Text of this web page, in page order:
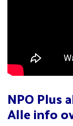
NPO Plus
Alle info